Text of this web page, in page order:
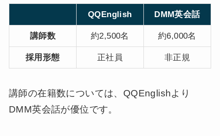
QQEnglish DMM英会話
講師数 約2,500名 約6,000名
採用形態 正社員 非正規
講師の在籍数については、QQEnglishより
DMM英会話が優位です。